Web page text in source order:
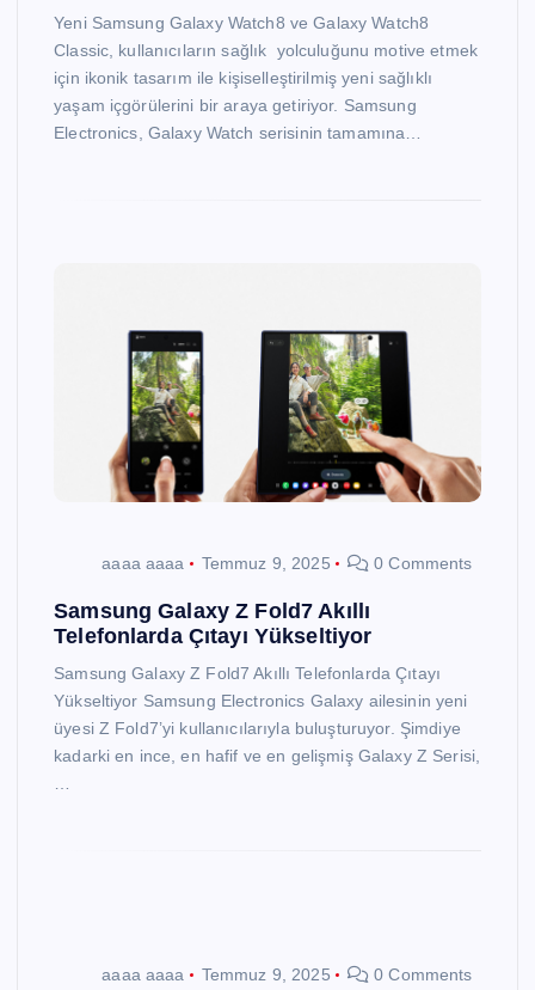
Yeni Samsung Galaxy Watch8 ve Galaxy Watch8
Classic, kullanıcıların sağlık yolculuğunu motive etmek
için ikonik tasarım ile kişiselleştirilmiş yeni sağlıklı
yaşam içgörülerini bir araya getiriyor. Samsung
Electronics, Galaxy Watch serisinin tamamına…
aaaa aaaa Temmuz 9, 2025 0 Comments
Samsung Galaxy Z Fold7 Akıllı
Telefonlarda Çıtayı Yükseltiyor
Samsung Galaxy Z Fold7 Akıllı Telefonlarda Çıtayı
Yükseltiyor Samsung Electronics Galaxy ailesinin yeni
üyesi Z Fold7’yi kullanıcılarıyla buluşturuyor. Şimdiye
kadarki en ince, en hafif ve en gelişmiş Galaxy Z Serisi,
aaaa aaaa Temmuz 9, 2025 0 Comments